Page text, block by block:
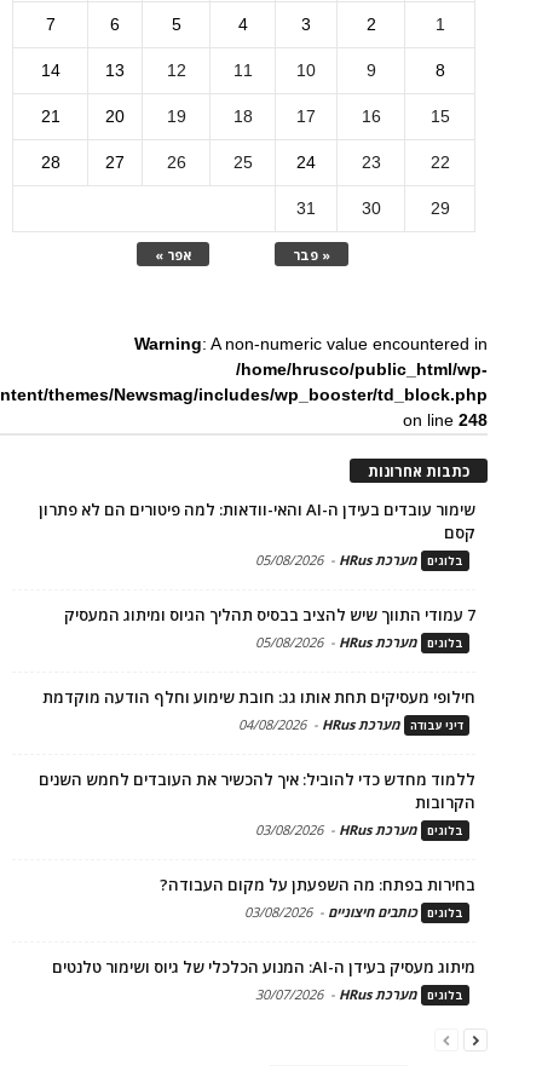
« פבר אפר »
1
2
3
4
5
6
7
8
9
10
11
12
13
14
15
16
17
18
19
20
21
22
23
24
25
26
27
28
29
30
31
Warning: A non-numeric value encountered in
/home/hrusco/public_html/wp-
themes/Newsmag/includes/wp_booster/td_block.php
on line248
כתבות אחרונות
שימור עובדים בעידן ה-AI והאי-וודאות: למה פיטורים הם לא פתרון
קסם
בלוגים מערכת HRus -
05/08/2026
7 עמודי התווך שיש להציב בבסיס תהליך הגיוס ומיתוג המעסיק
בלוגים מערכת HRus -
05/08/2026
חילופי מעסיקים תחת אותו גג: חובת שימוע וחלף הודעה מוקדמת
דיני עבודה מערכת HRus -
04/08/2026
ללמוד מחדש כדי להוביל: איך להכשיר את העובדים לחמש השנים
הקרובות
בלוגים מערכת HRus -
03/08/2026
בחירות בפתח: מה השפעתן על מקום העבודה?
בלוגים כותבים חיצוניים -
03/08/2026
מיתוג מעסיק בעידן ה-AI: המנוע הכלכלי של גיוס ושימור טלנטים
בלוגים מערכת HRus -
30/07/2026